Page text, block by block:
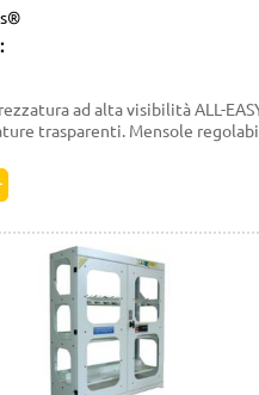
ad alta visibilità ALL-
trasparenti. Mensole